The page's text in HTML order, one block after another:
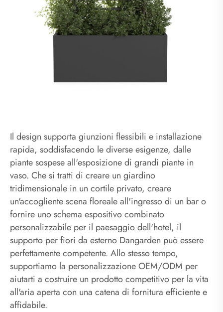
Il design supporta giunzioni flessibili e installazione
rapida, soddisfacendo le diverse esigenze, dalle
piante sospese all'esposizione di grandi piante in
vaso. Che si tratti di creare un giardino
tridimensionale in un cortile privato, creare
un'accogliente scena floreale all'ingresso di un bar o
fornire uno schema espositivo combinato
personalizzabile per il paesaggio dell'hotel, il
supporto per fiori da esterno Dangarden può essere
perfettamente competente. Allo stesso tempo,
supportiamo la personalizzazione OEM/ODM per
aiutarti a costruire un prodotto competitivo per la vita
all'aria aperta con una catena di fornitura efficiente e
affidabile.